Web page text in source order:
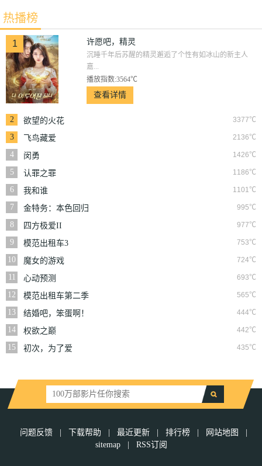
热播榜
1 许愿吧，精灵
沉睡千年后苏醒的精灵邂逅了个性有如冰山的新主人
嘉...
播放指数:3564℃
查看详情
2 3377℃
欲望的火花
3
2136℃
飞鸟藏爱
4
1426℃
闵勇
5
1186℃
认罪之罪
6
1101℃
我和谁
7
995℃
金特务：本色回归
8
977℃
四方极爱II
9
753℃
模范出租车3
10
724℃
魔女的游戏
11
693℃
心动预测
12
565℃
模范出租车第二季
13
444℃
结婚吧，笨蛋啊！
14
442℃
权欲之巅
15
435℃
初次，为了爱
问题反馈 下载帮助 最近更新 排行榜 网站地图
sitemap
RSS订阅